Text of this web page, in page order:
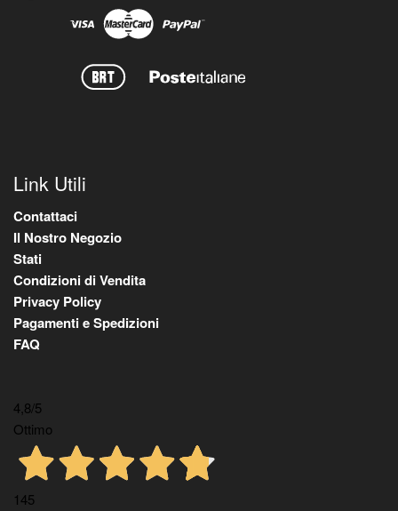
Link Utili
Contattaci
Il Nostro Negozio
Stati
Condizioni di Vendita
Privacy Policy
Pagamenti e Spedizioni
FAQ
4,8/5
Ottimo
145